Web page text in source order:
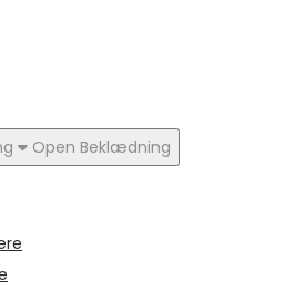
Open Beklædning